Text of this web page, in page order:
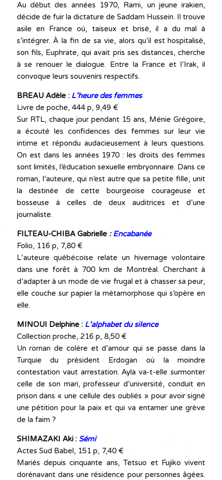
Au début des années 1970, Rami, un jeune irakien,
décide de fuir la dictature de Saddam Hussein. Il trouve
asile en France où, taiseux et brisé, il a du mal à
s’intégrer. À la fin de sa vie, alors qu’il est hospitalisé,
son fils, Euphrate, qui avait pris ses distances, cherche
à se renouer le dialogue. Entre la France et l’Irak, il
convoque leurs souvenirs respectifs.
BREAU Adèle : L’heure des femmes
Livre de poche, 444 p, 9,49 €
Sur RTL, chaque jour pendant 15 ans, Ménie Grégoire,
a écouté les confidences des femmes sur leur vie
intime et répondu audacieusement à leurs questions.
On est dans les années 1970 : les droits des femmes
sont limités, l’éducation sexuelle embryonnaire. Dans ce
roman, l’auteure, qui n’est autre que sa petite fille, unit
la destinée de cette bourgeoise courageuse et
bosseuse à celles de deux auditrices et d’une
journaliste.
FILTEAU-CHIBA Gabrielle:Encabanée
Folio, 116 p, 7,80 €
L’auteure québécoise relate un hivernage volontaire
dans une forêt à 700 km de Montréal. Cherchant à
d’adapter à un mode de vie frugal et à chasser sa peur,
elle couche sur papier la métamorphose qui s’opère en
elle.
MINOUI Delphine : L’alphabet du silence
Collection proche, 216 p, 8,50 €
Un roman de colère et d’amour qui se passe dans la
Turquie du président Erdogan où la moindre
contestation vaut arrestation. Ayla va-t-elle surmonter
celle de son mari, professeur d’université, conduit en
prison dans « une cellule des oubliés » pour avoir signé
une pétition pour la paix et qui va entamer une grève
de la faim ?
SHIMAZAKI Aki : Sémi
Actes Sud Babel, 151 p, 7,40 €
Mariés depuis cinquante ans, Tetsuo et Fujiko vivent
dorénavant dans une résidence pour personnes âgées.